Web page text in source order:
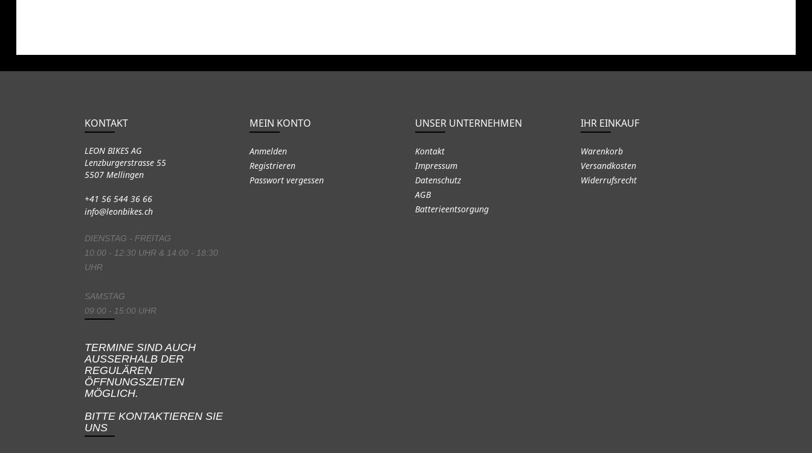
KONTAKT
LEON BIKES AG
Lenzburgerstrasse 55
5507 Mellingen
+41 56 544 36 66
info@leonbikes.ch
DIENSTAG - FREITAG
10:00 - 12:30 UHR & 14:00 - 18:30
UHR
SAMSTAG
09:00 - 15:00 UHR
TERMINE SIND AUCH
AUSSERHALB DER
REGULÄREN
ÖFFNUNGSZEITEN
MÖGLICH.
BITTE KONTAKTIEREN SIE
UNS
MEIN KONTO
Anmelden
Registrieren
Passwort vergessen
UNSER UNTERNEHMEN
Kontakt
Impressum
Datenschutz
AGB
Batterieentsorgung
IHR EINKAUF
Warenkorb
Versandkosten
Widerrufsrecht